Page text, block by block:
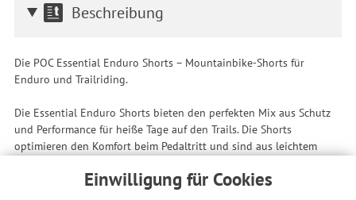
Einwilligung für Cookies
Beschreibung
Die POC Essential Enduro Shorts – Mountainbike-Shorts für
Enduro und Trailriding.
Die Essential Enduro Shorts bieten den perfekten Mix aus Schutz
und Performance für heiße Tage auf den Trails. Die Shorts
optimieren den Komfort beim Pedaltritt und sind aus leichtem
und schnell trocknet – ideal für warme Tage. Die Essential Enduro